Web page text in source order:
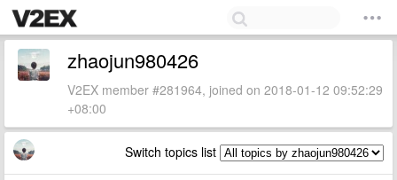
zhaojun980426
V2EX member #281964, joined on 2018-01-12 09:52:29
+08:00
Switch topics list